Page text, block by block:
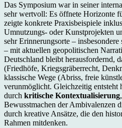
Das Symposium war in seiner
sehr wertvoll: Es öffnete Horizonte
zeigte konkrete Praxisbeispiele
Umnutzungs- oder Kunstprojekten
sehr Erinnerungsorte –
– mit aktuellen geopolitischen
Deutschland bleibt herausfordernd,
(Friedhöfe, Kriegsgräberrecht,
klassische Wege (Abriss, freie
verunmöglicht. Gleichzeitig entsteht
durch kritische Kontextualisierung
Bewusstmachen der Ambivalenzen
durch kreative Ansätze, die den
Rahmen mitdenken.